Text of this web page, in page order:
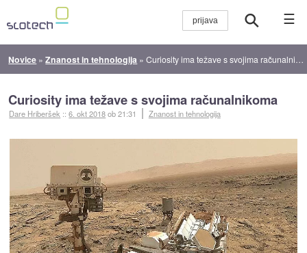
☰
Novice »Znanost in tehnologija »Curiosity ima težave s svojima računalnikoma
Curiosity ima težave s svojima računalnikoma
Dare Hriberšek ::6. okt 2018ob 21:31 Znanost in tehnologija